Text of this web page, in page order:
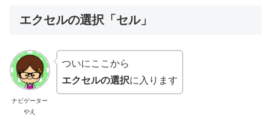
エクセルの選択「セル」
ナビゲーター
やえ
ついにここから
エクセルの選択に入ります